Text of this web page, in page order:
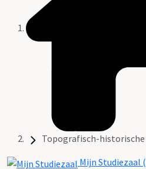
Topografisch-historische
Mijn Studiezaal